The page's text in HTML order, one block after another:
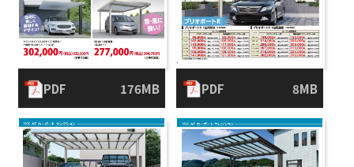
PDF 176MB PDF 8MB